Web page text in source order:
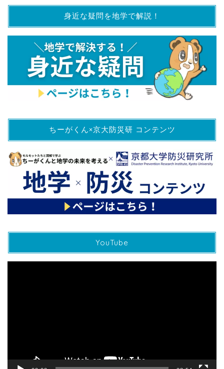
身近な疑問を地学で解説！
ちーがくん×京大防災研 コンテンツ
YouTube